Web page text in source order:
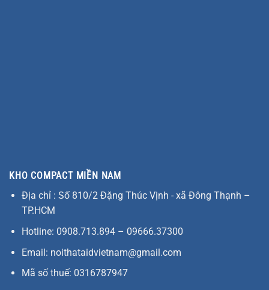
KHO COMPACT MIỀN NAM
Địa chỉ : Số 810/2 Đặng Thúc Vịnh - xã Đông Thạnh –
TP.HCM
Hotline: 0908.713.894 – 09666.37300
Email: noithataidvietnam@gmail.com
Mã số thuế: 0316787947